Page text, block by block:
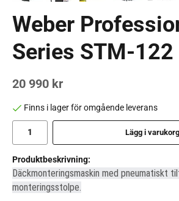
Weber
Series STM-122
20 990 kr
Finns i lager för omgående leverans
Lägg i
Produktbeskrivning:
Däckmonteringsmaskin med pneumatiskt
monteringsstolpe.